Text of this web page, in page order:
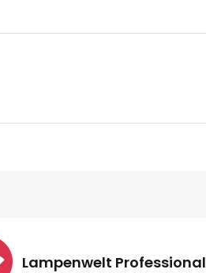
Lampenwelt Professional